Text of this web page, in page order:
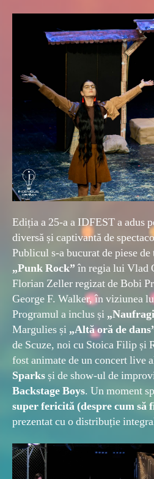
Ediția a 25-a a IDFEST a adus
diversă și captivantă de
Publicul s-a bucurat de piese
„Punk Rock”în regia lui Vlad
Florian Zeller regizat de Bobi
George F. Walker, în viziunea
Programul a inclus și
Margulies și „Altă oră de
de Scuze, noi cu Stoica Filip și
fost animate de un concert live
Sparksși de show-ul de
Backstage Boys. Un moment
super fericită (despre cum să
prezentat cu o distribuție